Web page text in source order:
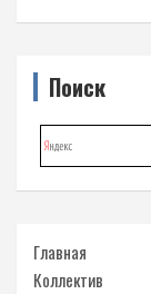
Поиск
Главная
Коллектив